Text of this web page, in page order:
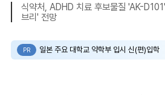
식약처, ADHD 치료 후보물질 'AK-
브리' 전망
PR 일본 주요 대학교 약학부 입시 신(편)입학